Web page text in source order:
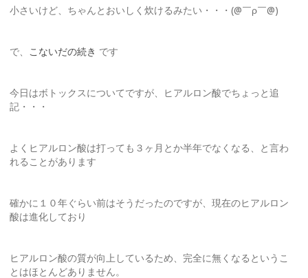
小さいけど、ちゃんとおいしく炊けるみたい・・・(@￣ρ￣@)
で、 こないだの続き です
今日はボトックスについてですが、ヒアルロン酸でちょっと追
記・・・
よくヒアルロン酸は打っても３ヶ月とか半年でなくなる、と言わ
れることがあります
確かに１０年ぐらい前はそうだったのですが、現在のヒアルロン
酸は進化しており
ヒアルロン酸の質が向上しているため、完全に無くなるというこ
とはほとんどありません。